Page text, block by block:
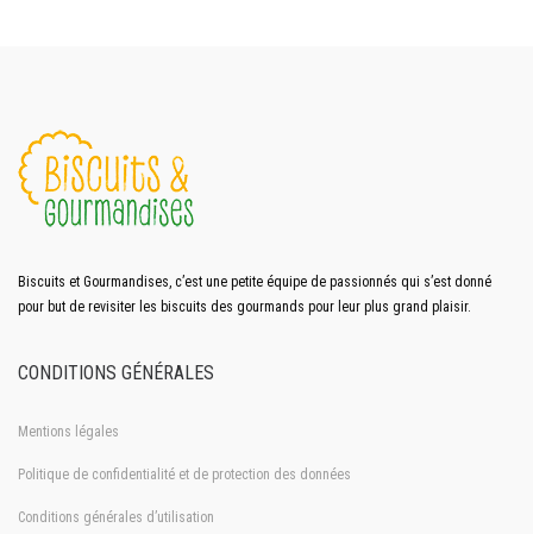
Biscuits et Gourmandises, c’est une petite équipe de passionnés qui s’est donné
pour but de revisiter les biscuits des gourmands pour leur plus grand plaisir.
CONDITIONS GÉNÉRALES
Mentions légales
Politique de confidentialité et de protection des données
Conditions générales d’utilisation